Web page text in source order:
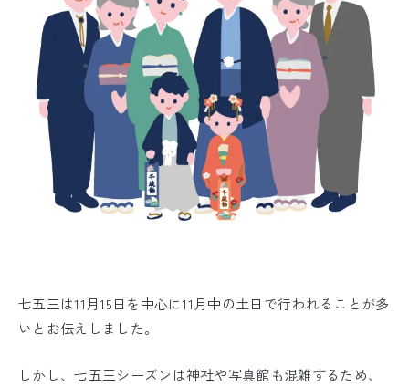
七五三は11月15日を中心に11月中の土日で行われることが多
いとお伝えしました。
しかし、七五三シーズンは神社や写真館も混雑するため、